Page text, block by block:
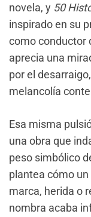
novela, y 50
inspirado en su
como conductor
aprecia una
por el
melancolía
Esa misma
una obra que
peso simbólico
plantea cómo
marca, herida o
nombra acaba